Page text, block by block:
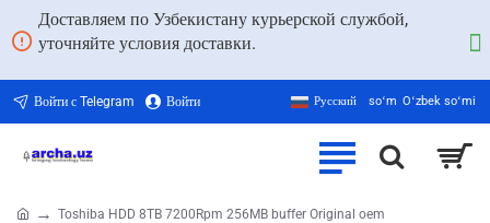
Доставляем по Узбекистану курьерской службой,
уточняйте условия доставки.
Войти с Telegram Войти Русский soʻm Oʻzbek soʻmi
Toshiba HDD 8TB 7200Rpm 256MB buffer Original oem